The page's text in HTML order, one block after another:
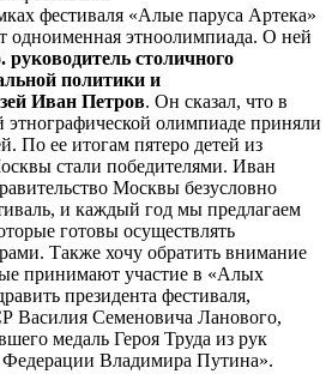
фестиваля «Алые паруса Артека»
одноименная этноолимпиада. О ней
руководитель столичного
политики и
Иван Петров. Он сказал, что в
этнографической олимпиаде приняли
По ее итогам пятеро детей из
стали победителями. Иван
Москвы безусловно
и каждый год мы предлагаем
готовы осуществлять
Также хочу обратить внимание
принимают участие в «Алых
президента фестиваля,
Василия Семеновича Ланового,
медаль Героя Труда из рук
Федерации Владимира Путина».